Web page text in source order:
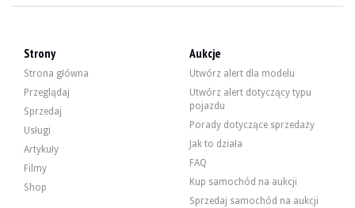
0508 System wspomagania parkowania (PDC)
0520 Światła przeciwmgielne
0522 Reflektor ksenonowy
0534 Klimatyzacja automatyczna
0548 Obrotomierz licznika kilometrów
0550 Komputer pokładowy
0650 Odtwarzacz CD
0661 Radio BMW Business (C43)
0672 Zmieniarka 6 płyt CD
0676 System głośników HiFi
Strony
Strona główna
Przeglądaj
Sprzedaj
Usługi
Artykuły
Filmy
Shop
Aukcje
Utwórz alert dla modelu
Utwórz alert dotyczący typu
pojazdu
Porady dotyczące sprzedaży
Jak to działa
FAQ
Kup samochód na aukcji
Sprzedaj samochód na aukcji